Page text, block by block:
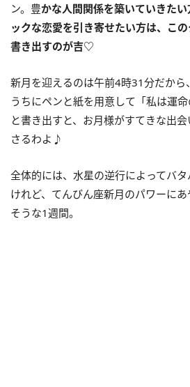
ン。豊かな人間関係を築いていきた
ックな恋愛を引き寄せたい方は、こ
書き出すのが吉♡
新月を迎えるのは午前4時31分だから
うちにペンと紙を用意して「私は運命
と書き出すと、お月様がすてきな出
さるわよ♪
全体的には、水星の逆行によってバ
けれど、てんびん座新月のパワーに
そうな1週間。